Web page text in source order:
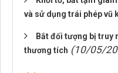
và sử dụng trái phép vũ
Bắt đối tượng bị truy
thương tích (10/05/